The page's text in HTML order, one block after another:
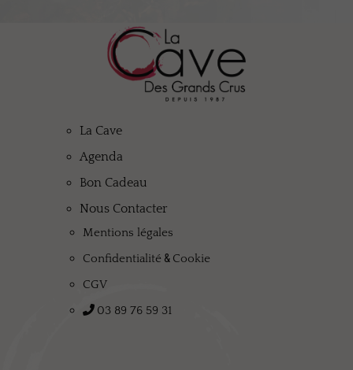
La Cave
Agenda
Bon Cadeau
Nous Contacter
Mentions légales
Confidentialité & Cookie
CGV
03 89 76 59 31